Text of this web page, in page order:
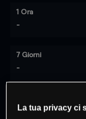
1 Ora
-
7 Giorni
-
0 % dei
La tua privacy ci